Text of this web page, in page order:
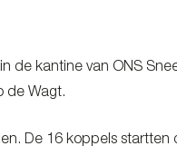
de kantine van ONS
de Wagt.
De 16 koppels